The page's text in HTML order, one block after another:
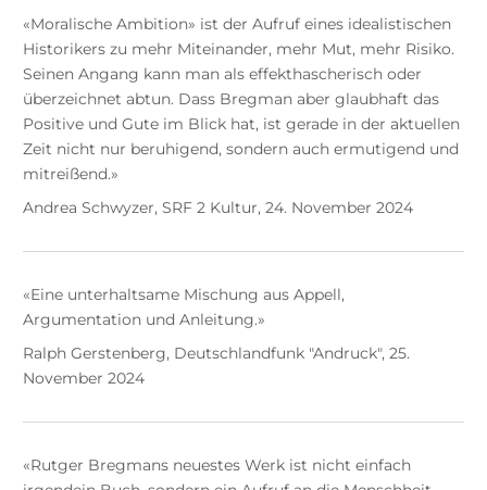
«Moralische Ambition» ist der Aufruf eines idealistischen
Historikers zu mehr Miteinander, mehr Mut, mehr Risiko.
Seinen Angang kann man als effekthascherisch oder
überzeichnet abtun. Dass Bregman aber glaubhaft das
Positive und Gute im Blick hat, ist gerade in der aktuellen
Zeit nicht nur beruhigend, sondern auch ermutigend und
mitreißend.»
Andrea Schwyzer, SRF 2 Kultur, 24. November 2024
«Eine unterhaltsame Mischung aus Appell,
Argumentation und Anleitung.»
Ralph Gerstenberg, Deutschlandfunk "Andruck", 25.
November 2024
«Rutger Bregmans neuestes Werk ist nicht einfach